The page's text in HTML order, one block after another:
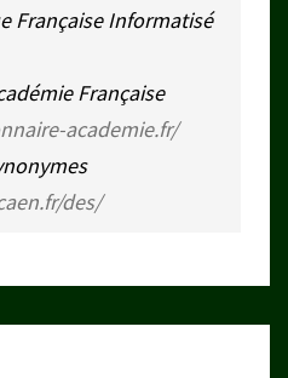
Française Informatisé
Française
academie.fr/
des/